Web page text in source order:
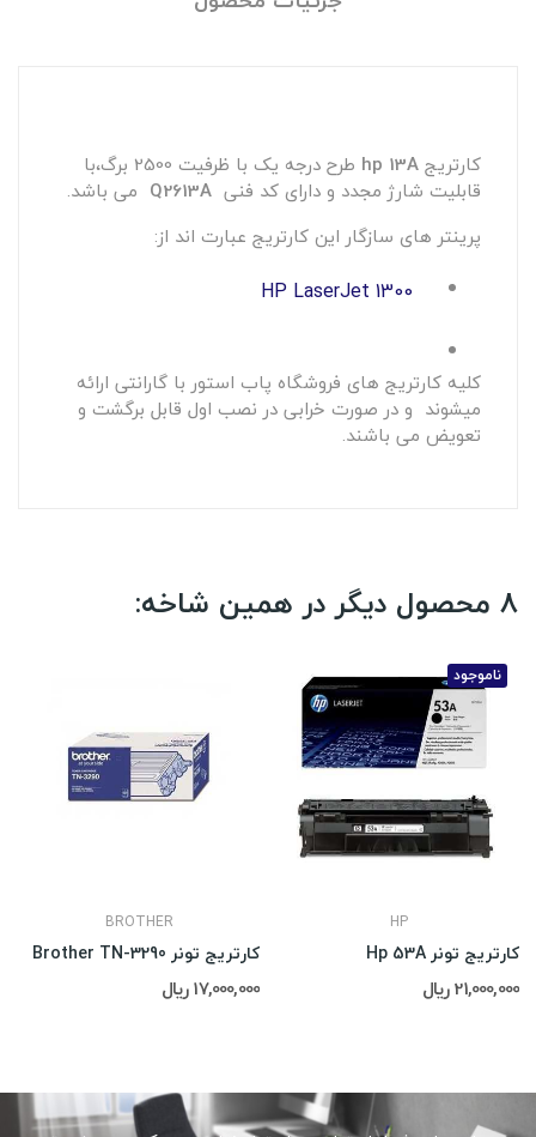
کارتریجhp 13A
طرح درجه یک با ظرفیت 2500 برگ،با
قابلیت شارژ مجدد و دارای کد فنی Q2613A می باشد.
پرینتر های سازگار این کارتریج عبارت اند از:
HP LaserJet 1300
کلیه کارتریج های فروشگاه پاب استور با گارانتی ارائه
میشوند و در صورت خرابی در نصب اول قابل برگشت و
تعویض می باشند.
8 محصول دیگر در همین شاخه:
BROTHER
کارتریج تونر Brother TN-3290
17,000,000 ریال
ناموجود
HP
کارتریج تونر Hp 53A
21,000,000 ریال